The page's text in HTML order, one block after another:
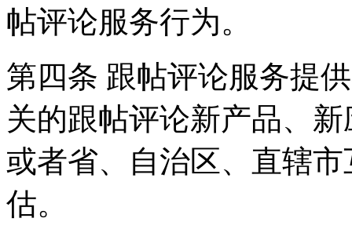
帖评论服务行为。
第四条 跟帖评论服务提
关的跟帖评论新产品、
或者省、自治区、直辖
估。